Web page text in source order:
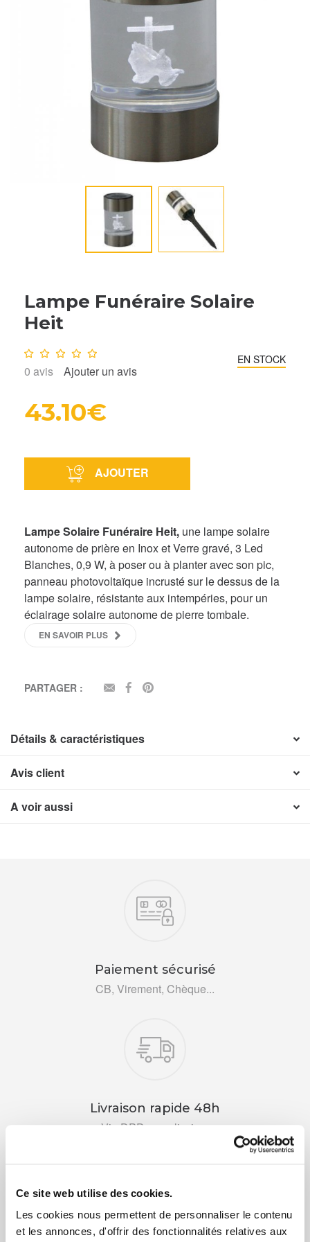
Ce site web utilise des cookies.
Les cookies nous permettent de personnaliser le contenu
et les annonces, d'offrir des fonctionnalités relatives aux
Lampe Funéraire Solaire
Heit
Note : 0/10
0 avis Ajouter un avis
EN STOCK
43.10€
AJOUTER
Lampe Solaire Funéraire Heit, une lampe solaire
autonome de prière en Inox et Verre gravé, 3 Led
Blanches, 0,9 W, à poser ou à planter avec son pic,
panneau photovoltaïque incrusté sur le dessus de la
lampe solaire, résistante aux intempéries, pour un
éclairage solaire autonome de pierre tombale.
EN SAVOIR PLUS
PARTAGER : EMAILFACEBOOK
Détails & caractéristiques
Avis client
A voir aussi
Paiement sécurisé
CB, Virement, Chèque...
Livraison rapide 48h
Via DPD ou colissimo